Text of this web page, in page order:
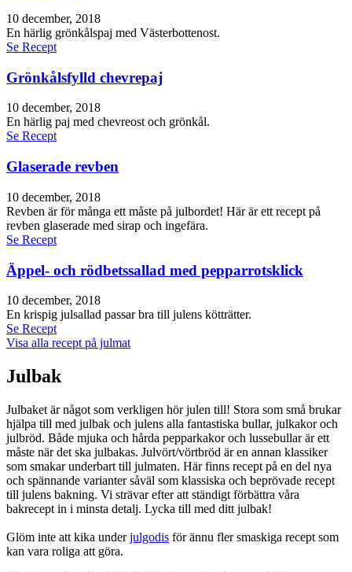
10 december, 2018
En härlig grönkålspaj med Västerbottenost.
Se Recept
Grönkålsfylld chevrepaj
10 december, 2018
En härlig paj med chevreost och grönkål.
Se Recept
Glaserade revben
10 december, 2018
Revben är för många ett måste på julbordet! Här är ett recept på
revben glaserade med sirap och ingefära.
Se Recept
Äppel- och rödbetssallad med pepparrotsklick
10 december, 2018
En krispig julsallad passar bra till julens kötträtter.
Se Recept
Visa alla recept på julmat
Julbak
Julbaket är något som verkligen hör julen till! Stora som små brukar
hjälpa till med julbak och julens alla fantastiska bullar, julkakor och
julbröd. Både mjuka och hårda pepparkakor och lussebullar är ett
måste när det ska julbakas. Julvört/vörtbröd är en annan klassiker
som smakar underbart till julmaten. Här finns recept på en del nya
och spännande varianter såväl som klassiska och beprövade recept
till julens bakning. Vi strävar efter att ständigt förbättra våra
bakrecept in i minsta detalj. Lycka till med ditt julbak!
Glöm inte att kika underjulgodis för ännu fler smaskiga recept som
kan vara roliga att göra.